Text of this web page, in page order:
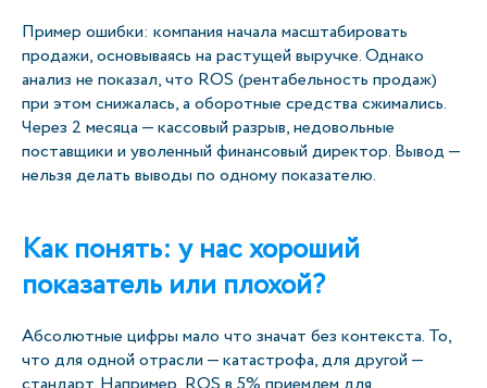
Пример ошибки: компания начала масштабировать
продажи, основываясь на растущей выручке. Однако
анализ не показал, что ROS (рентабельность продаж)
при этом снижалась, а оборотные средства сжимались.
Через 2 месяца — кассовый разрыв, недовольные
поставщики и уволенный финансовый директор. Вывод —
нельзя делать выводы по одному показателю.
Как понять: у нас хороший
показатель или плохой?
Абсолютные цифры мало что значат без контекста. То,
что для одной отрасли — катастрофа, для другой —